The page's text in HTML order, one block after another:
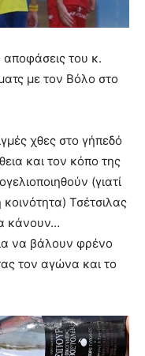
αποφάσεις του κ.
με τον Βόλο στο
χθες στο γήπεδό
και τον κόπο της
(γιατί
Τσέτσιλας
κάνουν…
να βάλουν φρένο
τον αγώνα και το